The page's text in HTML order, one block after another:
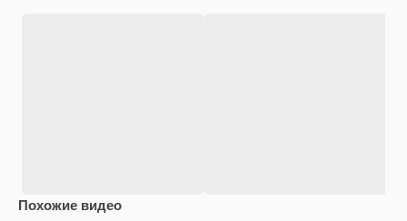
Похожие видео